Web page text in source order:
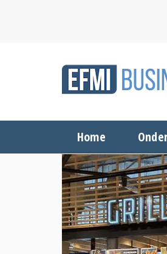
Home